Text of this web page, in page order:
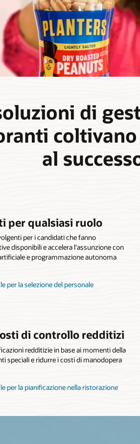
di
al
per qualsiasi ruolo
per i candidati che fanno
disponibili e accelera l'assunzione con
e programmazione autonoma
per la selezione del personale
di controllo redditizi
redditizie in base ai momenti della
speciali e ridurre i costi di manodopera
per la pianificazione nella ristorazione